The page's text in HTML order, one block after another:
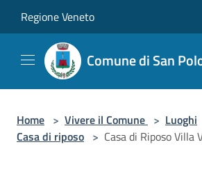
Regione Veneto
Comune di San
Home > Vivere il Comune > Luoghi
Casa di riposo > Casa di Riposo Villa